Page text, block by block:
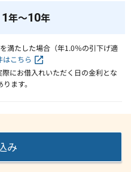
1年～10年
満たした場合（年1.0％の引下げ適
はこちら
にお借入れいただく日の金利とな
ます。
み